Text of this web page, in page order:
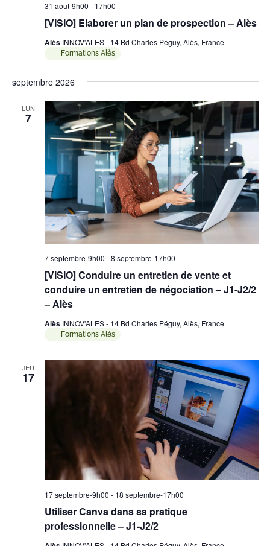
[VISIO] Elaborer un plan de prospection – Alès
31 août-9h00 - 17h00
Alès INNOV'ALES - 14 Bd Charles Péguy, Alès, France
Formations Alès
septembre 2026
LUN
7
[VISIO] Conduire un entretien de vente et
conduire un entretien de négociation – J1-J2/2
– Alès
7 septembre-9h00 -8 septembre-17h00
Alès INNOV'ALES - 14 Bd Charles Péguy, Alès, France
Formations Alès
JEU
17
Utiliser Canva dans sa pratique
professionnelle – J1-J2/2
17 septembre-9h00 - 18 septembre-17h00